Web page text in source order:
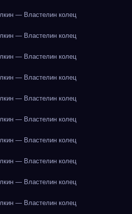
— Властелин колец
— Властелин колец
— Властелин колец
— Властелин колец
— Властелин колец
— Властелин колец
— Властелин колец
— Властелин колец
— Властелин колец
— Властелин колец